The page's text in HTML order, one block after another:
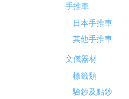
手推車
日本手推車
其他手推車
文儀器材
標籤類
驗鈔及點鈔